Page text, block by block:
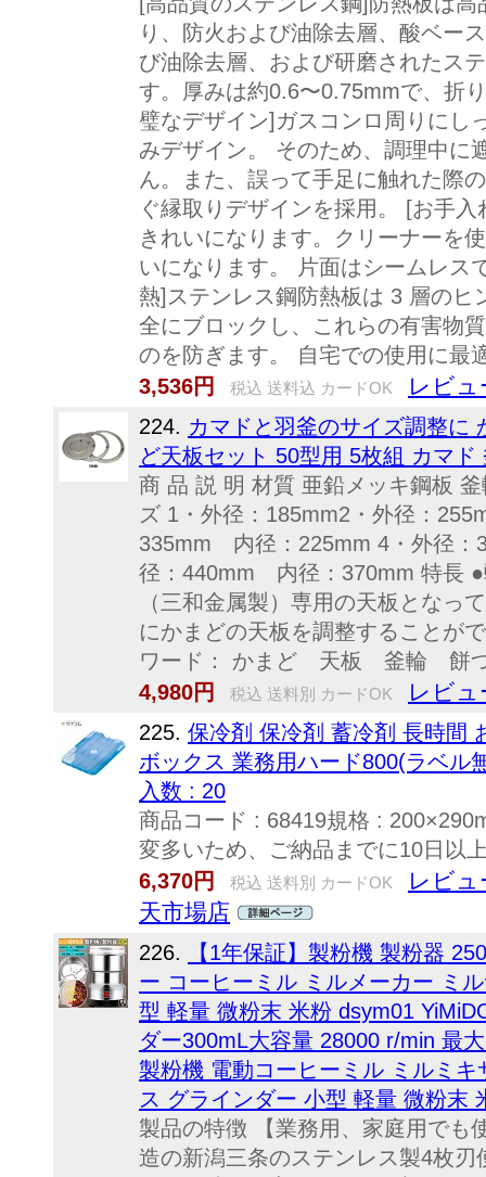
り、防火および油除去層、酸ベー
び油除去層、および研磨されたス
す。厚みは約0.6〜0.75mmで、折
璧なデザイン]ガスコンロ周りにし
みデザイン。 そのため、調理中に
ん。また、誤って手足に触れた際
ぐ縁取りデザインを採用。 [お手
きれいになります。クリーナーを
いになります。 片面はシームレス
熱]ステンレス鋼防熱板は 3 層のヒ
全にブロックし、これらの有害物
のを防ぎます。 自宅での使用に最
3,536円
税込 送料込 カードOK レビュ
224. カマドと羽釜のサイズ調整に
ど天板セット 50型用 5枚組 カマド
商 品 説 明 材質 亜鉛メッキ鋼板
ズ 1・外径：185mm2・外径：
335mm 内径：225mm 4・外径
径：440mm 内径：370mm 特長
（三和金属製）専用の天板となっ
にかまどの天板を調整することが
ワード： かまど 天板 釜輪 餅
4,980円
税込 送料別 カードOK レビュ
225. 保冷剤 保冷剤 蓄冷剤 長時間
ボックス 業務用ハード800(ラベル
入数 : 20
商品コード : 68419規格 :
変多いため、ご納品までに10日以
6,370円
税込 送料別 カードOK
レビュ
天市場店
226.
【1年保証】製粉機 製粉器
ー コーヒーミル ミルメーカー ミ
型 軽量 微粉末 米粉 dsym01
ダー300mL大容量 28000 r/min 最
製粉機 電動コーヒーミル ミルミ
ス グラインダー 小型 軽量 微粉末
製品の特徴 【業務用、家庭用でも
造の新潟三条のステンレス製4枚